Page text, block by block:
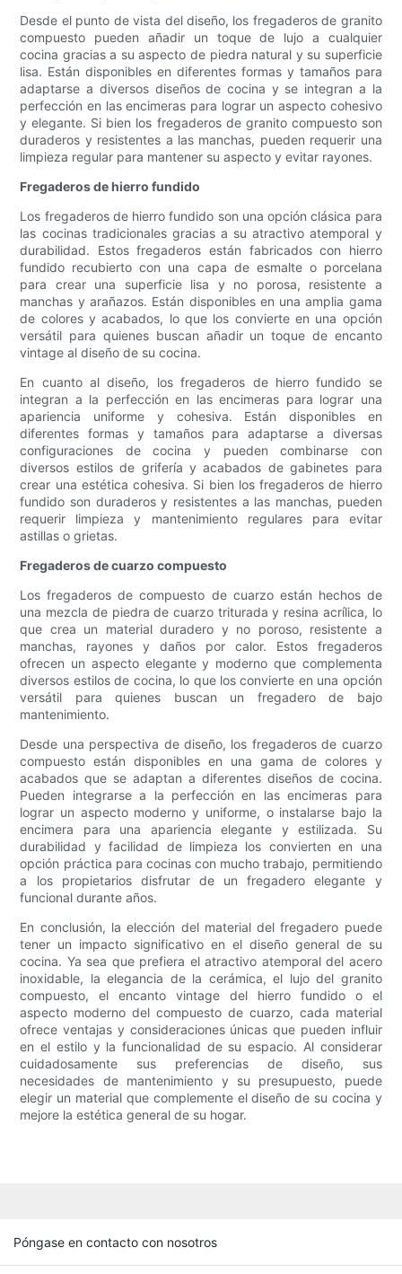
Desde el punto de vista del diseño, los fregaderos de granito
compuesto pueden añadir un toque de lujo a cualquier
cocina gracias a su aspecto de piedra natural y su superficie
lisa. Están disponibles en diferentes formas y tamaños para
adaptarse a diversos diseños de cocina y se integran a la
perfección en las encimeras para lograr un aspecto cohesivo
y elegante. Si bien los fregaderos de granito compuesto son
duraderos y resistentes a las manchas, pueden requerir una
limpieza regular para mantener su aspecto y evitar rayones.
Fregaderos de hierro fundido
Los fregaderos de hierro fundido son una opción clásica para
las cocinas tradicionales gracias a su atractivo atemporal y
durabilidad. Estos fregaderos están fabricados con hierro
fundido recubierto con una capa de esmalte o porcelana
para crear una superficie lisa y no porosa, resistente a
manchas y arañazos. Están disponibles en una amplia gama
de colores y acabados, lo que los convierte en una opción
versátil para quienes buscan añadir un toque de encanto
vintage al diseño de su cocina.
En cuanto al diseño, los fregaderos de hierro fundido se
integran a la perfección en las encimeras para lograr una
apariencia uniforme y cohesiva. Están disponibles en
diferentes formas y tamaños para adaptarse a diversas
configuraciones de cocina y pueden combinarse con
diversos estilos de grifería y acabados de gabinetes para
crear una estética cohesiva. Si bien los fregaderos de hierro
fundido son duraderos y resistentes a las manchas, pueden
requerir limpieza y mantenimiento regulares para evitar
astillas o grietas.
Fregaderos de cuarzo compuesto
Los fregaderos de compuesto de cuarzo están hechos de
una mezcla de piedra de cuarzo triturada y resina acrílica, lo
que crea un material duradero y no poroso, resistente a
manchas, rayones y daños por calor. Estos fregaderos
ofrecen un aspecto elegante y moderno que complementa
diversos estilos de cocina, lo que los convierte en una opción
versátil para quienes buscan un fregadero de bajo
mantenimiento.
Desde una perspectiva de diseño, los fregaderos de cuarzo
compuesto están disponibles en una gama de colores y
acabados que se adaptan a diferentes diseños de cocina.
Pueden integrarse a la perfección en las encimeras para
lograr un aspecto moderno y uniforme, o instalarse bajo la
encimera para una apariencia elegante y estilizada. Su
durabilidad y facilidad de limpieza los convierten en una
opción práctica para cocinas con mucho trabajo, permitiendo
a los propietarios disfrutar de un fregadero elegante y
funcional durante años.
En conclusión, la elección del material del fregadero puede
tener un impacto significativo en el diseño general de su
cocina. Ya sea que prefiera el atractivo atemporal del acero
inoxidable, la elegancia de la cerámica, el lujo del granito
compuesto, el encanto vintage del hierro fundido o el
aspecto moderno del compuesto de cuarzo, cada material
ofrece ventajas y consideraciones únicas que pueden influir
en el estilo y la funcionalidad de su espacio. Al considerar
cuidadosamente sus preferencias de diseño, sus
necesidades de mantenimiento y su presupuesto, puede
elegir un material que complemente el diseño de su cocina y
mejore la estética general de su hogar.
Póngase en contacto con nosotros